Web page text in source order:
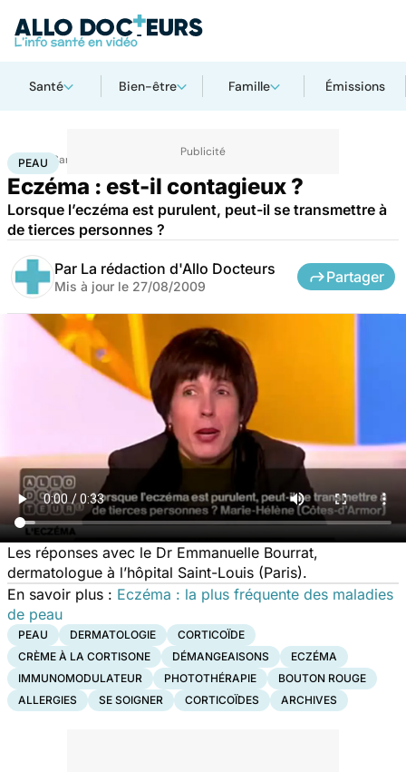
Santé Bien-être Famille Émissions
Accueil Santé
PEAU
Eczéma : est-il contagieux ?
Lorsque l’eczéma est purulent, peut-il se transmettre à
de tierces personnes ?
Par La rédaction d'Allo Docteurs
Mis à jour le 27/08/2009
Partager
Les réponses avec le Dr Emmanuelle Bourrat,
dermatologue à l’hôpital Saint-Louis (Paris).
En savoir plus : Eczéma : la plus fréquente des maladies
de peau
PEAU DERMATOLOGIE
CORTICOÏDE
CRÈME À LA CORTISONE
DÉMANGEAISONS
ECZÉMA
IMMUNOMODULATEUR
PHOTOTHÉRAPIE
BOUTON ROUGE
ALLERGIES
SE SOIGNER CORTICOÏDES ARCHIVES